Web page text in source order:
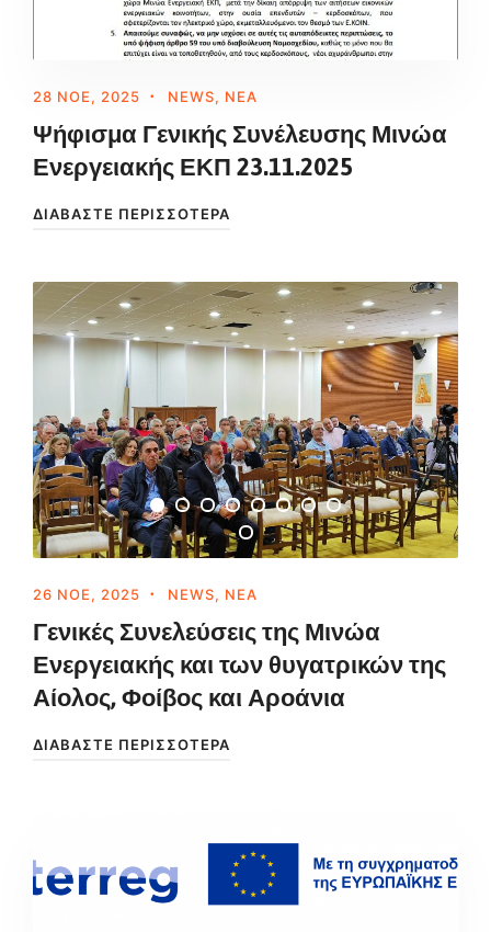
28 ΝΟΈ, 2025 NEWS, ΝΈΑ
Ψήφισμα Γενικής Συνέλευσης Μινώα
Ενεργειακής ΕΚΠ 23.11.2025
ΔΙΑΒΆΣΤΕ ΠΕΡΙΣΣΌΤΕΡΑ
26 ΝΟΈ, 2025 NEWS, ΝΈΑ
Γενικές Συνελεύσεις της Μινώα
Ενεργειακής και των θυγατρικών της
Αίολος, Φοίβος και Αροάνια
ΔΙΑΒΆΣΤΕ ΠΕΡΙΣΣΌΤΕΡΑ